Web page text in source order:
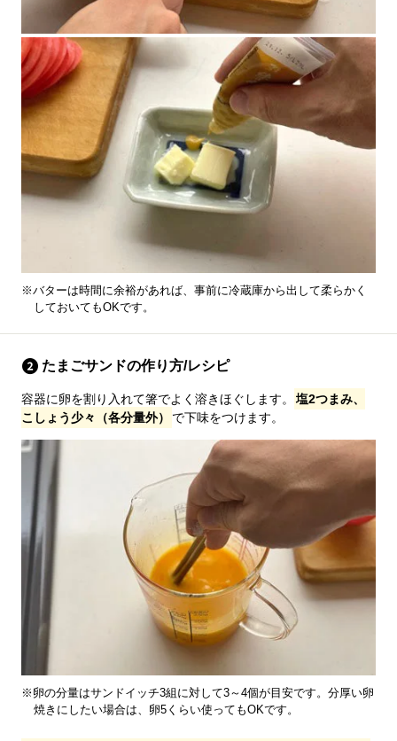
※バターは時間に余裕があれば、事前に冷蔵庫から出して柔らかく
しておいてもOKです。
たまごサンドの作り方/レシピ
容器に卵を割り入れて箸でよく溶きほぐします。
塩2つまみ、
こしょう少々（各分量外）
で下味をつけます。
※卵の分量はサンドイッチ3組に対して3～4個が目安です。分厚い卵
焼きにしたい場合は、卵5くらい使ってもOKです。